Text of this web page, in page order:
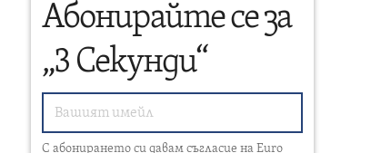
Абонирайте се за
„3 Секунди“
С абонирането си давам съгласие на Euro